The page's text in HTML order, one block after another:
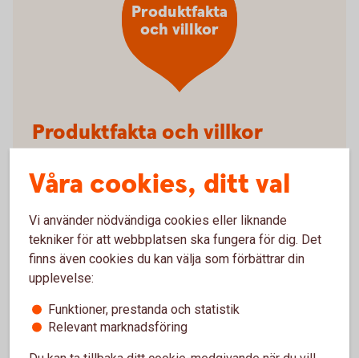
Produktfakta
och villkor
Produktfakta och villkor
kort (pdf)
Anmäl skada
Våra cookies, ditt val
Vi använder nödvändiga cookies eller liknande
tekniker för att webbplatsen ska fungera för dig. Det
finns även cookies du kan välja som förbättrar din
upplevelse:
Funktioner, prestanda och statistik
Relevant marknadsföring